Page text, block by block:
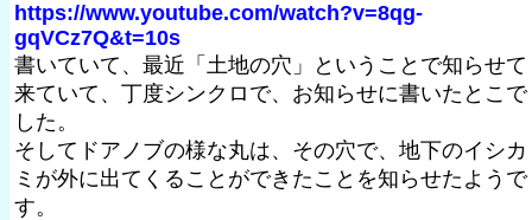
https://www.youtube.com/watch?v=8qg-
gqVCz7Q&t=10s
書いていて、最近「土地の穴」ということで知らせて
来ていて、丁度シンクロで、お知らせに書いたとこで
した。
そしてドアノブの様な丸は、その穴で、地下のイシカ
ミが外に出てくることができたことを知らせたようで
す。